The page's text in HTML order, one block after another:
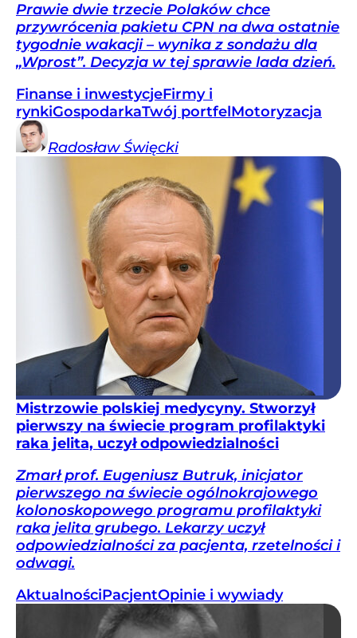
Prawie dwie trzecie Polaków chce
przywrócenia pakietu CPN na dwa ostatnie
tygodnie wakacji – wynika z sondażu dla
„Wprost”. Decyzja w tej sprawie lada dzień.
Finanse i inwestycjeFirmy i
rynkiGospodarkaTwój portfelMotoryzacja
Radosław Święcki
Mistrzowie polskiej medycyny. Stworzył
pierwszy na świecie program profilaktyki
raka jelita, uczył odpowiedzialności
Zmarł prof. Eugeniusz Butruk, inicjator
pierwszego na świecie ogólnokrajowego
kolonoskopowego programu profilaktyki
raka jelita grubego. Lekarzy uczył
odpowiedzialności za pacjenta, rzetelności i
odwagi.
AktualnościPacjentOpinie i wywiady